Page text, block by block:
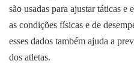
são usadas para ajustar táticas
as condições físicas e de
esses dados também ajuda a
dos atletas.